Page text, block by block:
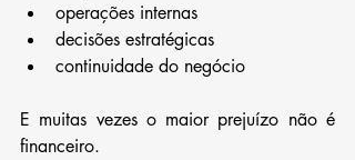
operações internas
decisões estratégicas
continuidade do negócio
E muitas vezes o maior prejuízo não é
financeiro.